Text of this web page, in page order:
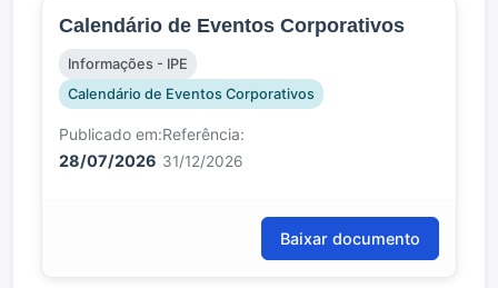
Calendário de Eventos Corporativos
Informações - IPE
Calendário de Eventos Corporativos
Publicado em:
28/07/2026
Referência:
31/12/2026
Baixar documento